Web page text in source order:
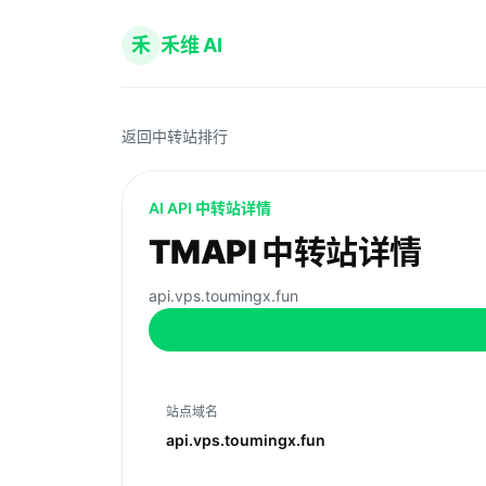
禾 禾维 AI
返回中转站排行
AI API 中转站详情
TMAPI 中转站详情
api.vps.toumingx.fun
站点域名
api.vps.toumingx.fun